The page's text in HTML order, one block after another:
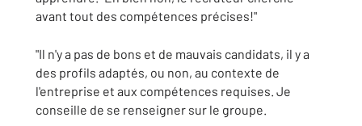
avant tout des compétences précises!"
"Il n'y a pas de bons et de mauvais candidats, il y a
des profils adaptés, ou non, au contexte de
l'entreprise et aux compétences requises. Je
conseille de se renseigner sur le groupe.